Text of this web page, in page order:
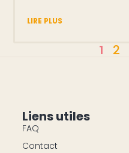
LIRE PLUS
1 2
Liens utiles
FAQ
Contact